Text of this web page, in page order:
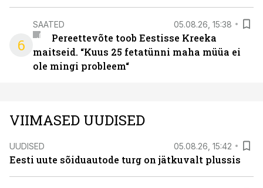
6
SAATED 05.08.26, 15:38
Pereettevõte toob Eestisse Kreeka
maitseid. “Kuus 25 fetatünni maha müüa ei
ole mingi probleem“
VIIMASED UUDISED
UUDISED 05.08.26, 15:42
Eesti uute sõiduautode turg on jätkuvalt plussis